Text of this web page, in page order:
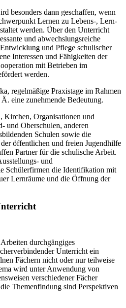
besonders dann geschaffen, wenn
Lernen zu Lebens-, Lern-
werden. Über den Unterricht
und abwechslungsreiche
und Pflege schulischer
Interessen und Fähigkeiten der
mit Betrieben im
werden.
regelmäßige Praxistage im Rahmen
eine zunehmende Bedeutung.
Kirchen, Organisationen und
und Oberschulen, anderen
Schulen sowie die
öffentlichen und freien Jugendhilfe
Partner für die schulische Arbeit.
und
Schülerfirmen die Identifikation mit
Lernräume und die Öffnung der
durchgängiges
Unterricht ein
Fächern nicht oder nur teilweise
wird unter Anwendung von
verschiedener Fächer
Themenfindung sind Perspektiven